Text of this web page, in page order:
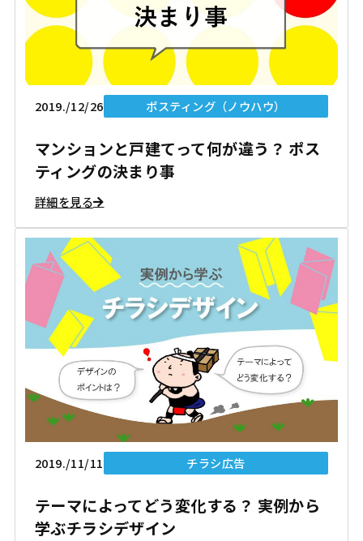
2019./12/26 ポスティング（ノウハウ）
マンションと戸建てって何が違う？ ポス
ティングの決まり事
詳細を見る
2019./11/11 チラシ広告
テーマによってどう変化する？ 実例から
学ぶチラシデザイン